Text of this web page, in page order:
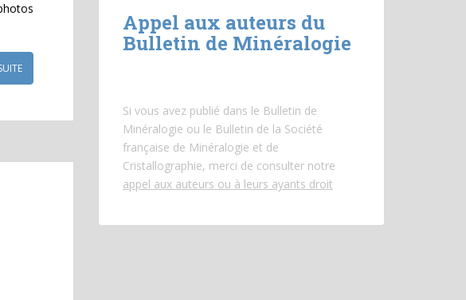
Appel aux auteurs du
Bulletin de Minéralogie
Si vous avez publié dans le Bulletin de
Minéralogie ou le Bulletin de la Société
française de Minéralogie et de
Cristallographie, merci de consulter notre
appel aux auteurs ou à leurs ayants droit